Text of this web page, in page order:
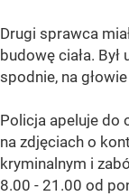
Drugi sprawca
budowę ciała.
spodnie, na
Policja apeluje do
na zdjęciach o
kryminalnym i
8.00 - 21.00 od